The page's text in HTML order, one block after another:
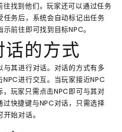
找到他们。玩家还可以通过任务
任务后，系统会自动标记出任务
前往即可找到目标NPC。
话的方式
其进行对话。对话的方式有多
进行交互。当玩家接近NPC
玩家只需点击NPC即可与其对
快捷键与NPC对话，只需选择
始对话。